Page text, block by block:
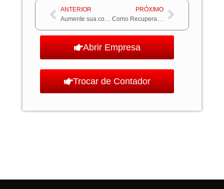
Anterior
ANTERIOR
Aumente sua comissão sobre a venda com programas de afiliados
PRÓXIMO
Como Recuperar Impostos Pagos Indevidamente: Guia CompletoPróximo
Abrir Empresa
Trocar de Contador